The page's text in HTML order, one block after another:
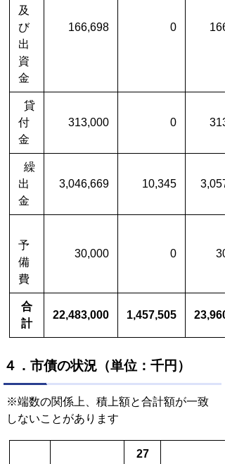
及
び
出
資
金
166,698 0
貸
付
金
313,000 0
繰
出
金
3,046,669 10,345
予
備
費
30,000 0
合
計
22,483,000 1,457,505
４．市債の状況（単位：千円）
※端数の関係上、積上額と合計額が一致
しないことがあります
27